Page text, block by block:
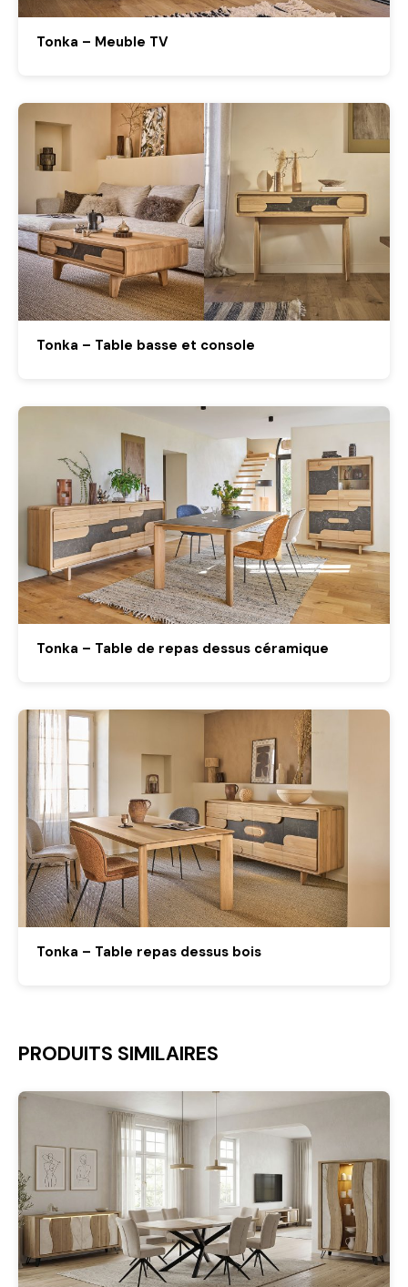
Tonka – Meuble TV
Tonka – Table basse et console
Tonka – Table de repas dessus céramique
Tonka – Table repas dessus bois
PRODUITS SIMILAIRES